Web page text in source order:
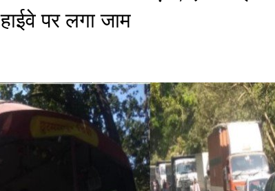
News
गाज़ियाबाद पर लगा जाम